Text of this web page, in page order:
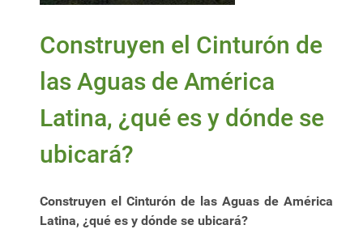
Construyen el Cinturón de
las Aguas de América
Latina, ¿qué es y dónde se
ubicará?
Construyen el Cinturón de las Aguas de América
Latina, ¿qué es y dónde se ubicará?